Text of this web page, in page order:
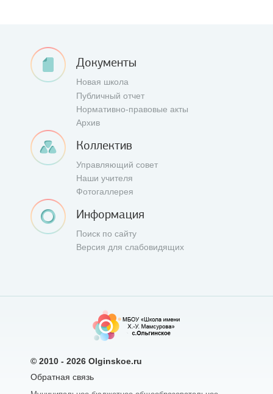
Документы
Новая школа
Публичный отчет
Нормативно-правовые акты
Архив
Коллектив
Управляющий совет
Наши учителя
Фотогаллерея
Информация
Поиск по сайту
Версия для слабовидящих
© 2010 - 2026 Olginskoe.ru
Обратная связь